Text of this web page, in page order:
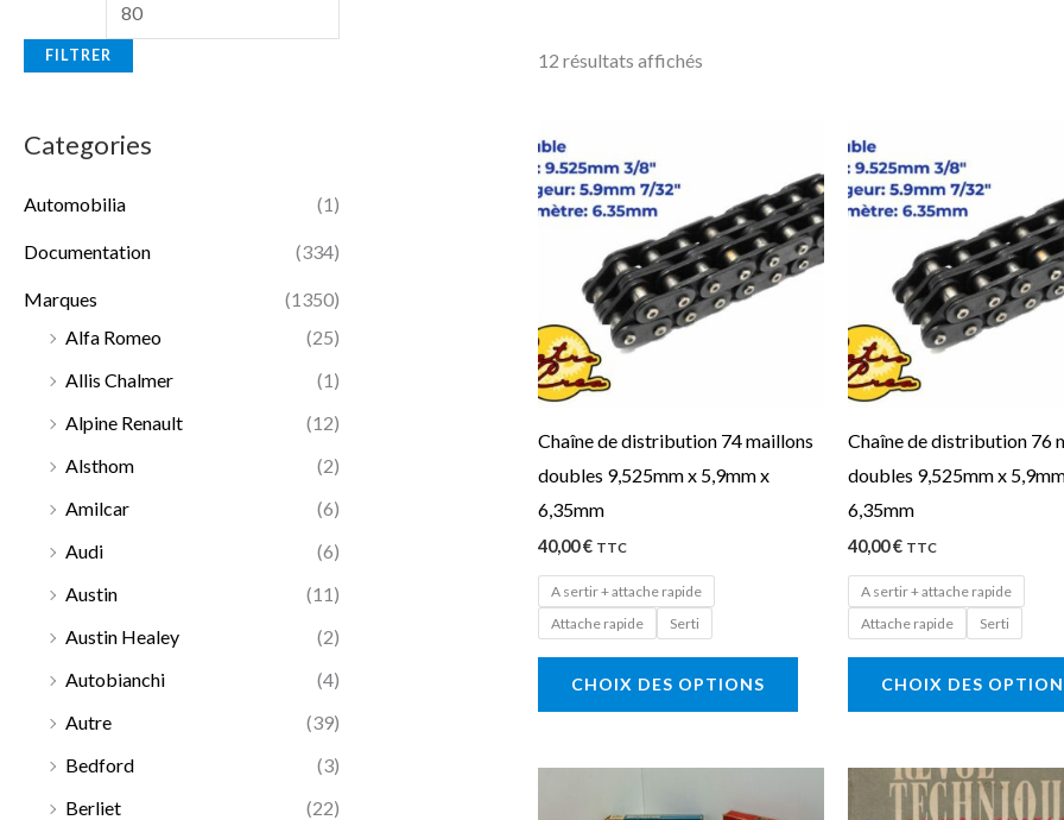
FILTRER
Categories
Automobilia (1)
Documentation (334)
Marques
(1350)
Alfa Romeo
(25)
Allis Chalmer
(1)
Alpine Renault
(12)
Alsthom
(2)
Amilcar
(6)
Audi
(6)
Austin
(11)
Austin Healey
(2)
Autobianchi
(4)
Autre
(39)
Bedford
(3)
Berliet
(22)
12 résultats affichés
Chaîne de distribution 74 maillons
doubles 9,525mm x 5,9mm x
6,35mm
40,00€ TTC
A sertir + attache rapide
Attache rapide
Serti
CHOIX DES OPTIONS
produit
a
plusieurs
variations.
options
peuvent
choisiesChaîne de distribution 76
doubles 9,525mm x
6,35mm
40,00€ TTC
A sertir + attache rapide
Attache rapide
Serti
CHOIX DES
Plage
de